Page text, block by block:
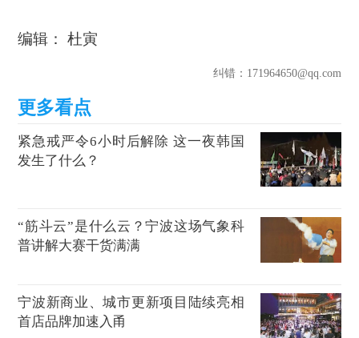
编辑： 杜寅
纠错：171964650@qq.com
紧急戒严令6小时后解除 这一夜韩国
发生了什么？
“筋斗云”是什么云？宁波这场气象科
普讲解大赛干货满满
宁波新商业、城市更新项目陆续亮相
首店品牌加速入甬